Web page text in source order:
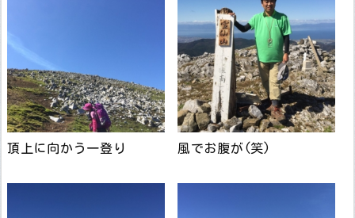
頂上に向かう一登り 風でお腹が(笑)